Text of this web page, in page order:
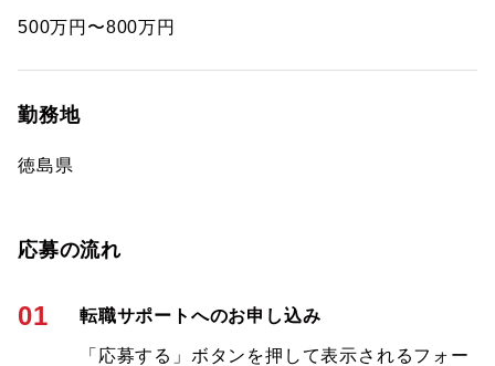
500万円〜800万円
勤務地
徳島県
応募の流れ
01 転職サポートへのお申し込み
「応募する」ボタンを押して表示されるフォー